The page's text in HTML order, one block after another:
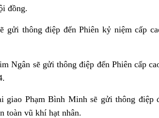
đồng.
gửi thông điệp đến Phiên kỷ niệm cấp
Ngân sẽ gửi thông điệp đến Phiên cấp
Phạm Bình Minh sẽ gửi thông điệp
toàn vũ khí hạt nhân.